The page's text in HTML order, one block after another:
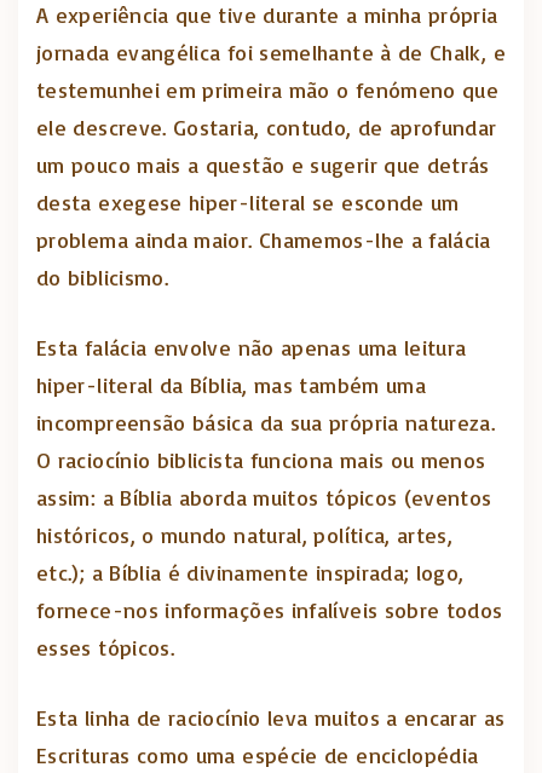
A experiência que tive durante a minha própria
jornada evangélica foi semelhante à de Chalk, e
testemunhei em primeira mão o fenómeno que
ele descreve. Gostaria, contudo, de aprofundar
um pouco mais a questão e sugerir que detrás
desta exegese hiper-literal se esconde um
problema ainda maior. Chamemos-lhe a falácia
do biblicismo.
Esta falácia envolve não apenas uma leitura
hiper-literal da Bíblia, mas também uma
incompreensão básica da sua própria natureza.
O raciocínio biblicista funciona mais ou menos
assim: a Bíblia aborda muitos tópicos (eventos
históricos, o mundo natural, política, artes,
etc.); a Bíblia é divinamente inspirada; logo,
fornece-nos informações infalíveis sobre todos
esses tópicos.
Esta linha de raciocínio leva muitos a encarar as
Escrituras como uma espécie de enciclopédia